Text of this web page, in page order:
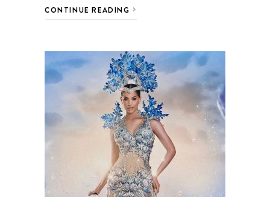
CONTINUE READING